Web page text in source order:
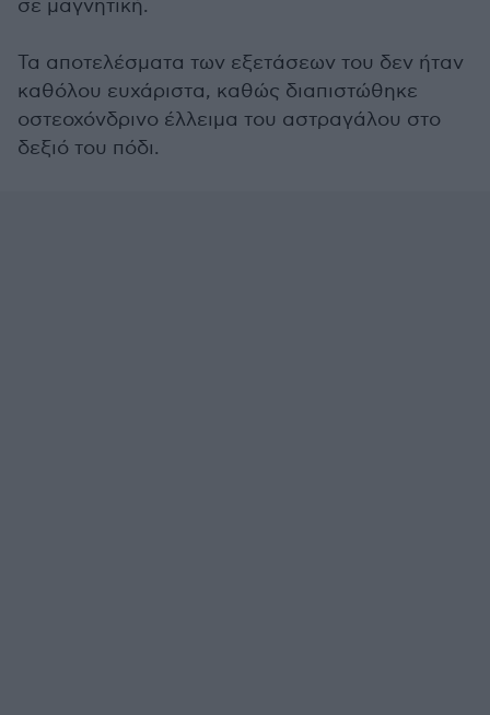
σε μαγνητική.
Τα αποτελέσματα των εξετάσεων του δεν ήταν
καθόλου ευχάριστα, καθώς διαπιστώθηκε
οστεοχόνδρινο έλλειμα του αστραγάλου στο
δεξιό του πόδι.